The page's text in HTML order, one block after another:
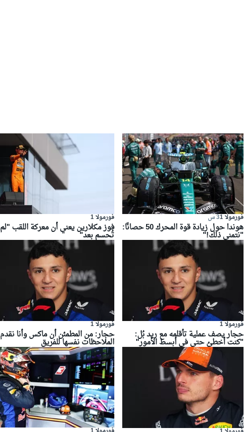
فورمولا 1 3 س
هوندا حول زيادة قوة المحرك 50 حصانًا:
"نتمنى ذلك!"
فورمولا 1
فوز مكلارين يعني أن معركة اللقب "لم
تُحسم بعد"
فورمولا 1
حجار يصف عملية تأقلمه مع ريد بُل:
"كنت أخطئ حتى في أبسط الأمور"
فورمولا 1
حجار: من المطمئن أن ماكس وأنا نقدم
الملاحظات نفسها للفريق